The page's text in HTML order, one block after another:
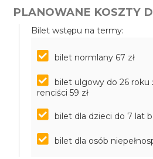
PLANOWANE KOSZTY
Bilet wstępu na termy:
bilet normlany 67 zł
bilet ulgowy do 26 roku
renciści 59 zł
bilet dla dzieci do 7 lat
bilet dla osób